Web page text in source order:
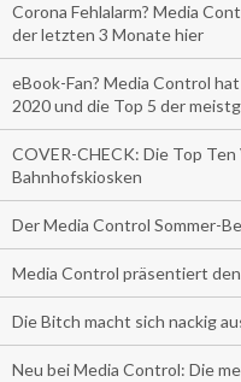
Corona Fehlalarm? Media
der letzten 3 Monate hier
eBook-Fan? Media Control
2020 und die Top 5 der
COVER-CHECK: Die Top
Bahnhofskiosken
Der Media Control Sommer-
Media Control präsentiert
Die Bitch macht sich nackig
Neu bei Media Control: Die